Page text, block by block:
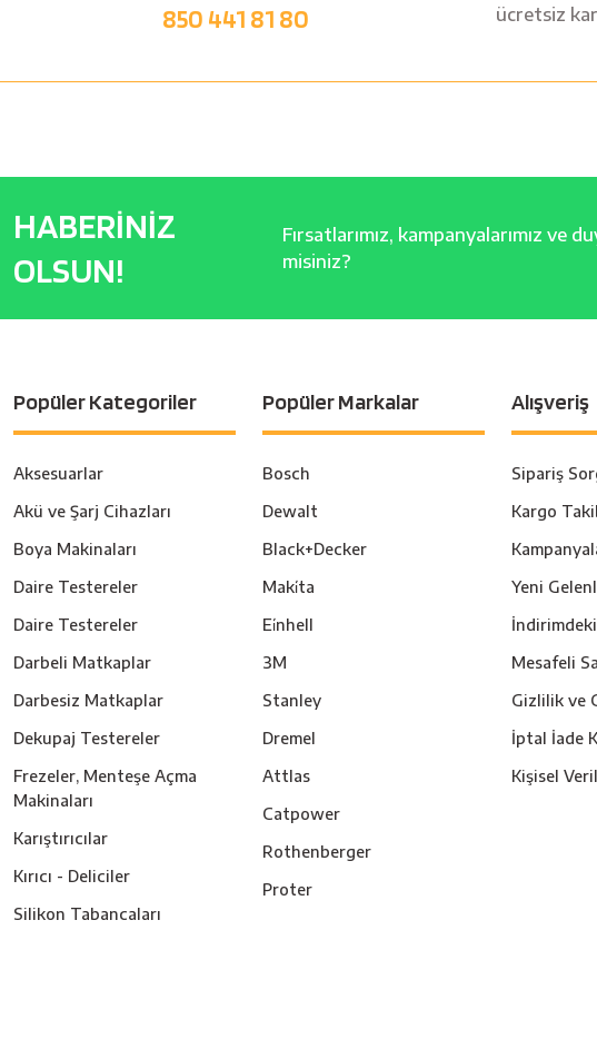
850 441 81 80
ücretsiz
HABERİNİZ
OLSUN!
Fırsatlarımız, kampanyalarımız ve
misiniz?
Popüler Kategoriler
Aksesuarlar
Akü ve Şarj Cihazları
Boya Makinaları
Daire Testereler
Daire Testereler
Darbeli Matkaplar
Darbesiz Matkaplar
Dekupaj Testereler
Frezeler, Menteşe Açma
Makinaları
Karıştırıcılar
Kırıcı - Deliciler
Silikon Tabancaları
Popüler Markalar
Bosch
Dewalt
Black+Decker
Maki̇ta
Ei̇nhell
3M
Stanley
Dremel
Attlas
Catpower
Rothenberger
Proter
Alışveriş
Sipariş
Kargo
Yeni
Mesafeli
Gizlilik ve
İptal İade
Kişisel